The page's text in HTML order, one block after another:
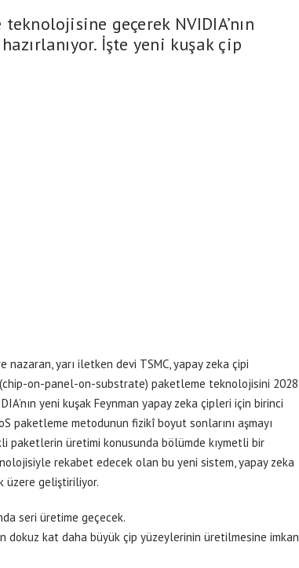
geçerek NVIDIA’nın
İşte yeni kuşak çip
yarı iletken devi TSMC, yapay zeka çipi
on-panel-on-substrate) paketleme teknolojisini 2028
yeni kuşak Feynman yapay zeka çipleri için birinci
paketleme metodunun fizikî boyut sonlarını aşmayı
paketlerin üretimi konusunda bölümde kıymetli bir
rekabet edecek olan bu yeni sistem, yapay zeka
üzere geliştiriliyor.
seri üretime geçecek.
kat daha büyük çip yüzeylerinin üretilmesine imkan